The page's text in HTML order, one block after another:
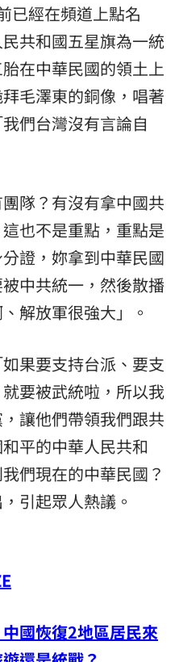
已經在頻道上點名
民共和國五星旗為一統
在中華民國的領土上
毛澤東的銅像，唱著
們台灣沒有言論自
隊？有沒有拿中國共
也不是重點，重點是
證，妳拿到中華民國
中共統一，然後散播
解放軍很強大」。
果要支持台派、要支
要被武統啦，所以我
讓他們帶領我們跟共
平的中華人民共和
們現在的中華民國？
引起眾人熱議。
國恢復2地區居民來